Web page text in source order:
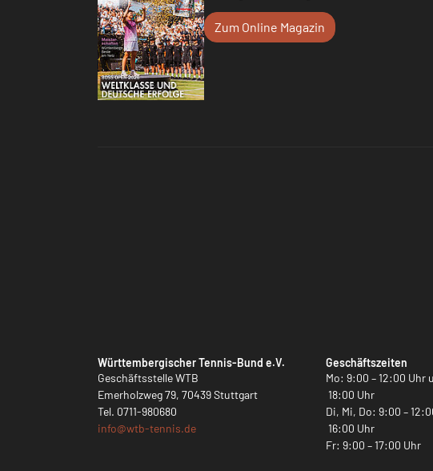
Zum Online Magazin
Württembergischer Tennis-Bund e.V.
Geschäftsstelle WTB
Emerholzweg 79, 70439 Stuttgart
Tel. 0711-980680
info@wtb-tennis.de
Geschäftszeiten
Mo: 9:00 – 12:00 Uhr
18:00 Uhr
Di, Mi, Do: 9:00 –
16:00 Uhr
Fr: 9:00 – 17:00 Uhr